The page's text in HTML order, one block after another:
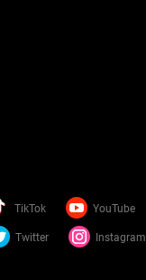
TikTok YouTube
Twitter Instagram